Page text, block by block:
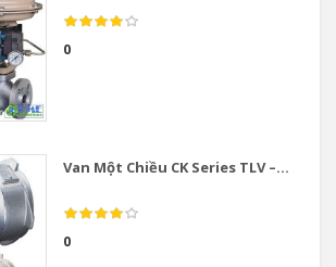
0
Van Một Chiều CK Series TLV –...
0